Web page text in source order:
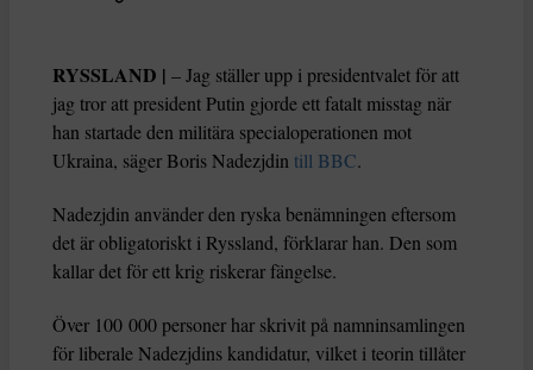
RYSSLAND | – Jag ställer upp i presidentvalet för att
jag tror att president Putin gjorde ett fatalt misstag när
han startade den militära specialoperationen mot
Ukraina, säger Boris Nadezjdin till BBC.
Nadezjdin använder den ryska benämningen eftersom
det är obligatoriskt i Ryssland, förklarar han. Den som
kallar det för ett krig riskerar fängelse.
Över 100 000 personer har skrivit på namninsamlingen
för liberale Nadezjdins kandidatur, vilket i teorin tillåter